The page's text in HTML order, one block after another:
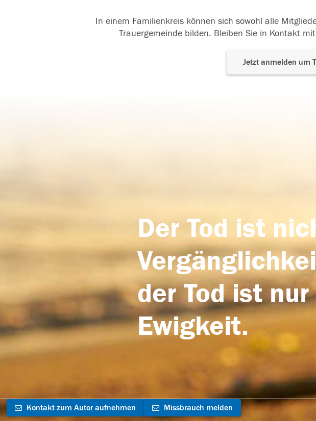
In einem Familienkreis können sich sowohl alle
Trauergemeinde bilden. Bleiben Sie in Kontakt
Jetzt anmelden um
Der Tod ist
der Tod ist
Ewigkeit.
Kontakt zum Autor aufnehmen Missbrauch melden